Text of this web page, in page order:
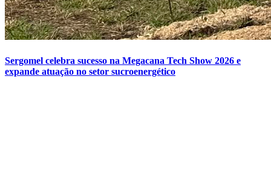
Sergomel celebra sucesso na Megacana Tech Show 2026 e
expande atuação no setor sucroenergético